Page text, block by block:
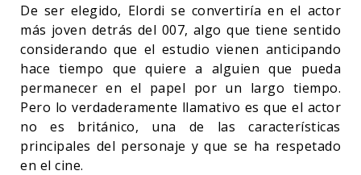
De ser elegido, Elordi se convertiría en el actor
más joven detrás del 007, algo que tiene sentido
considerando que el estudio vienen anticipando
hace tiempo que quiere a alguien que pueda
permanecer en el papel por un largo tiempo.
Pero lo verdaderamente llamativo es que el actor
no es británico, una de las características
principales del personaje y que se ha respetado
en el cine.